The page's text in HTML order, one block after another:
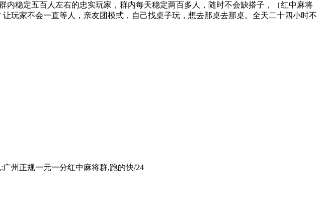
内稳定五百人左右的忠实玩家，群内每天稳定两百多人，随时不会缺搭子，（红中麻将
玩家不会一直等人，亲友团模式，自己找桌子玩，想去那桌去那桌。全天二十四小时不
广州正规一元一分红中麻将群,跑的快/24